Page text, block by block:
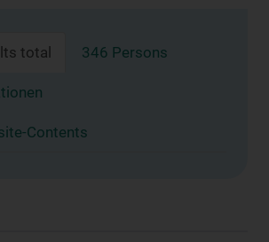
total 346 Persons
Contents